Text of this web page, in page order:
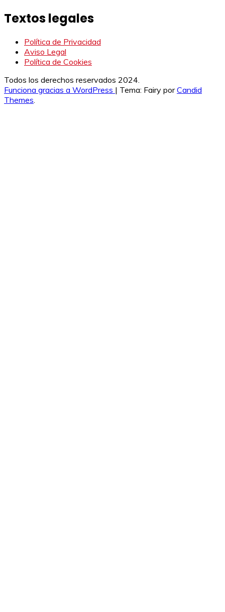
Textos legales
Política de Privacidad
Aviso Legal
Política de Cookies
Todos los derechos reservados 2024.
Funciona gracias a WordPress | Tema: Fairy porCandid
Themes.